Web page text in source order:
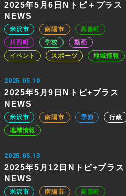
2025年5月6日Nトピ＋プラス
NEWS
米沢市 南陽市
高畠町
川西町
学校
動画
イベント
スポーツ 地域情報
2025.05.10
2025年5月9日Nトピ+プラス
NEWS
米沢市 南陽市 季節
行政
地域情報
2025.05.13
2025年5月12日Nトピ+プラス
NEWS
米沢市 南陽市
高畠町